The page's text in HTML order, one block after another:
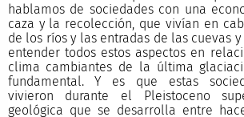
hablamos de sociedades con una
caza y la recolección, que vivían en
de los ríos y las entradas de las cuevas
entender todos estos aspectos en
clima cambiantes de la última
fundamental. Y es que estas
vivieron durante el Pleistoceno
geológica que se desarrolla entre